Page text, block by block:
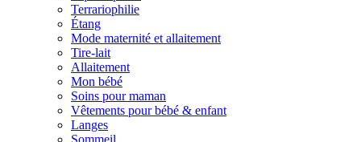
Terrariophilie
Étang
Mode maternité et allaitement
Tire-lait
Allaitement
Mon bébé
Soins pour maman
Vêtements pour bébé & enfant
Langes
Sommeil